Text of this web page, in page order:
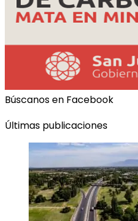
Búscanos en Facebook
Últimas publicaciones